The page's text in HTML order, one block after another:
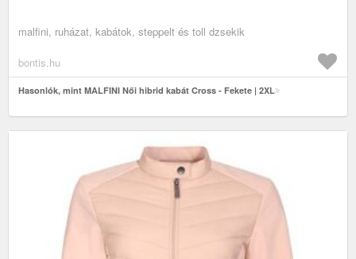
malfini, ruházat, kabátok, steppelt és toll dzsekik
bontis.hu
Hasonlók, mint MALFINI Női hibrid kabát Cross - Fekete | 2XL